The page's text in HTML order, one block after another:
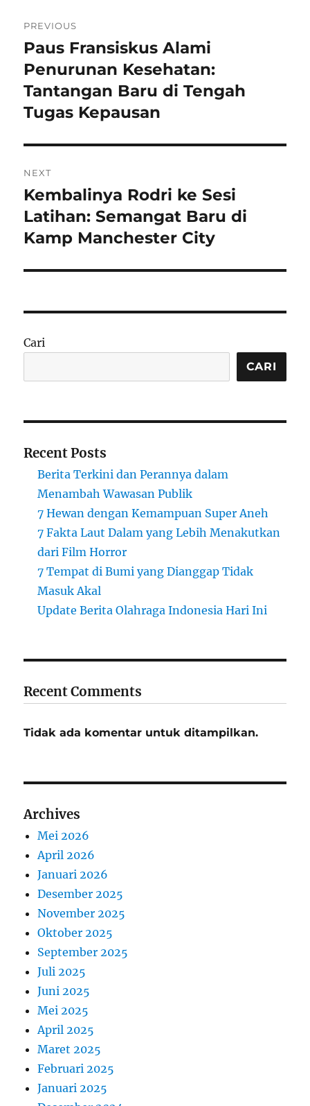
pos
PREVIOUS
Previous
post:
Paus Fransiskus Alami
Penurunan Kesehatan:
Tantangan Baru di Tengah
Tugas Kepausan
NEXT
Next
post:
Kembalinya Rodri ke Sesi
Latihan: Semangat Baru di
Kamp Manchester City
Cari
CARI
Recent Posts
Berita Terkini dan Perannya dalam
Menambah Wawasan Publik
7 Hewan dengan Kemampuan Super Aneh
7 Fakta Laut Dalam yang Lebih Menakutkan
dari Film Horror
7 Tempat di Bumi yang Dianggap Tidak
Masuk Akal
Update Berita Olahraga Indonesia Hari Ini
Recent Comments
Tidak ada komentar untuk ditampilkan.
Archives
Mei 2026
April 2026
Januari 2026
Desember 2025
November 2025
Oktober 2025
September 2025
Juli 2025
Juni 2025
Mei 2025
April 2025
Maret 2025
Februari 2025
Januari 2025